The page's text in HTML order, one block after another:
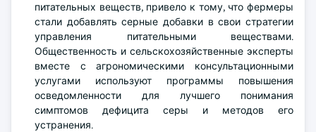
питательных веществ, привело к тому, что фермеры
стали добавлять серные добавки в свои стратегии
управления питательными веществами.
Общественность и сельскохозяйственные эксперты
вместе с агрономическими консультационными
услугами используют программы повышения
осведомленности для лучшего понимания
симптомов дефицита серы и методов его
устранения.